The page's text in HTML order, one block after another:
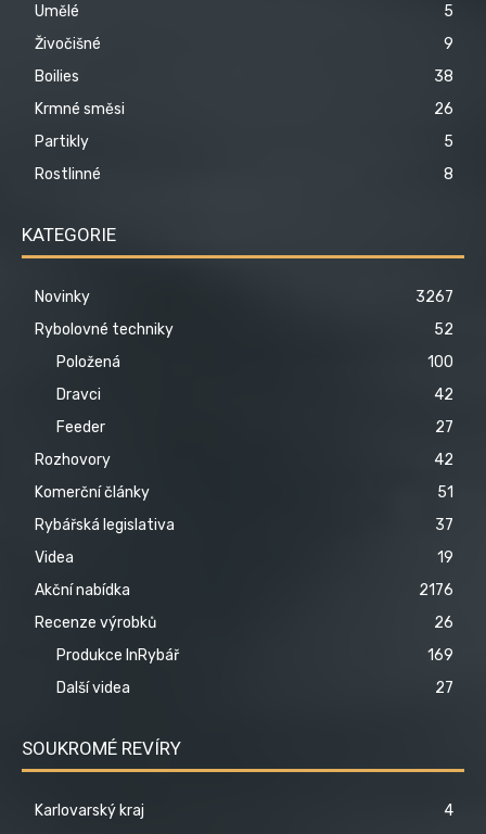
Umělé
5
Živočišné
9
Boilies
38
Krmné směsi
26
Partikly
5
Rostlinné
8
KATEGORIE
Novinky
3267
Rybolovné techniky
52
Položená
100
Dravci
42
Feeder
27
Rozhovory
42
Komerční články
51
Rybářská legislativa
37
Videa
19
Akční nabídka
2176
Recenze výrobků
26
Produkce InRybář
169
Další videa
27
SOUKROMÉ REVÍRY
Karlovarský kraj
4